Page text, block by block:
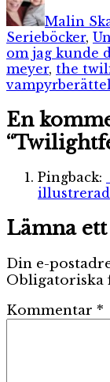
Malin
Serieböcker,
om jag kunde
meyer, the
En
Pingback:
Lämna
Din e-
Obligatoriska
Kommentar *